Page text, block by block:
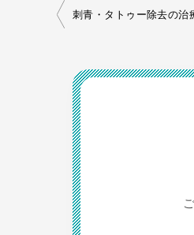
投
ビ
ゲ
ー
シ
ョ
ン
刺青・タトゥー除去の治